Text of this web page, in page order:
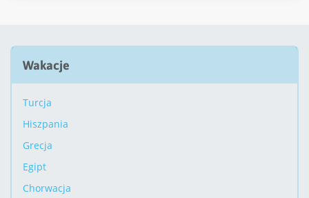
Wakacje
Turcja
Hiszpania
Grecja
Egipt
Chorwacja